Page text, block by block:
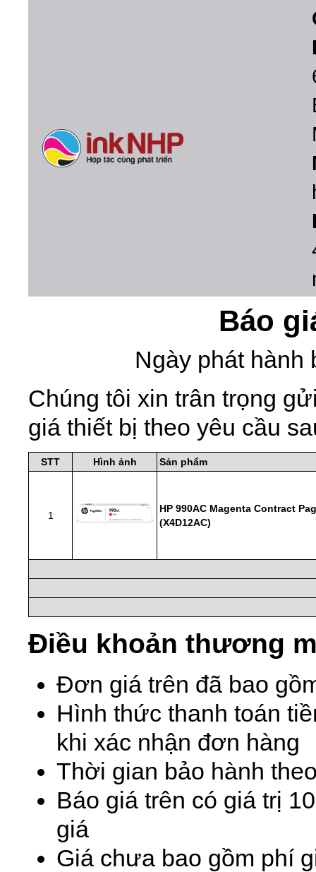
Báo
Ngày phát hành
Chúng tôi xin trân trọng
giá thiết bị theo yêu cầu
STT Hình ảnh Sản phẩm
1
HP 990AC Magenta Contract
(X4D12AC)
Điều khoản thương
Đơn giá trên đã bao
Hình thức thanh toán
khi xác nhận đơn hàng
Thời gian bảo hành
Báo giá trên có giá trị
giá
Giá chưa bao gồm phí